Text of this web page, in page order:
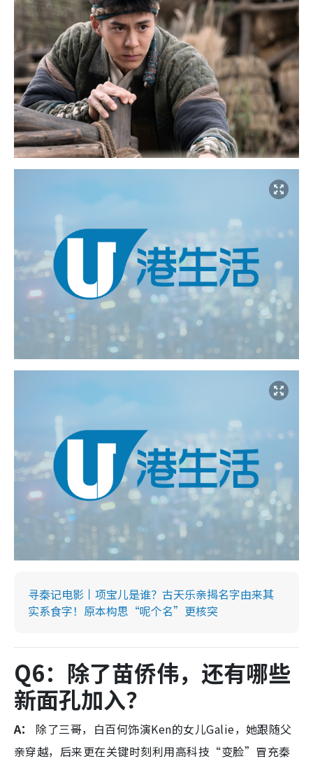
寻秦记电影丨项宝儿是谁？古天乐亲揭名字由来其
实系食字！原本构思“呢个名”更核突
Q6：除了苗侨伟，还有哪些
新面孔加入？
A：
除了三哥，白百何饰演Ken的女儿Galie，她跟随父
亲穿越，后来更在关键时刻利用高科技“变脸”冒充秦